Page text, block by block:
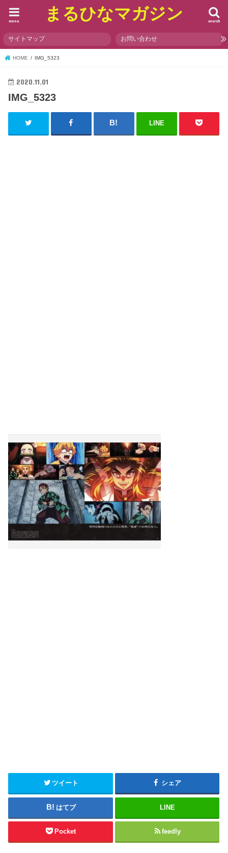
まるひなマガジン search
menu
サイトマップ お問い合わせ
HOME IMG_5323
2020.11.01
IMG_5323
LINE
ツイート シェア
はてブ LINE
Pocket feedly